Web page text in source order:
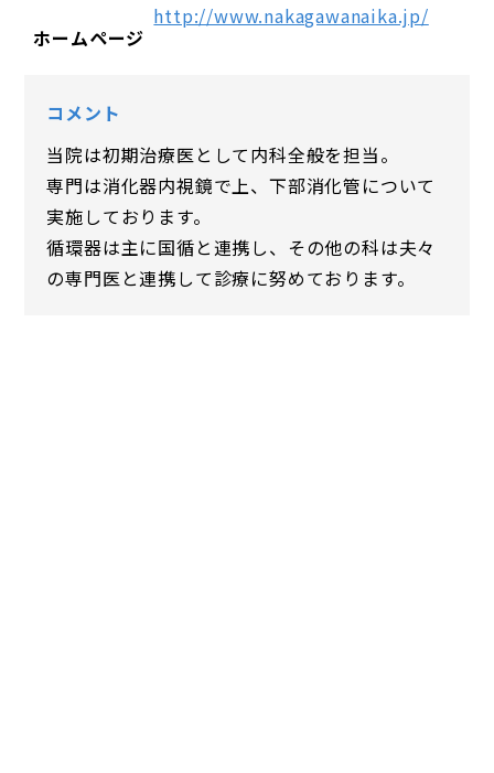
ホームページ
http://www.nakagawanaika.jp/
コメント
当院は初期治療医として内科全般を担当。
専門は消化器内視鏡で上、下部消化管について
実施しております。
循環器は主に国循と連携し、その他の科は夫々
の専門医と連携して診療に努めております。